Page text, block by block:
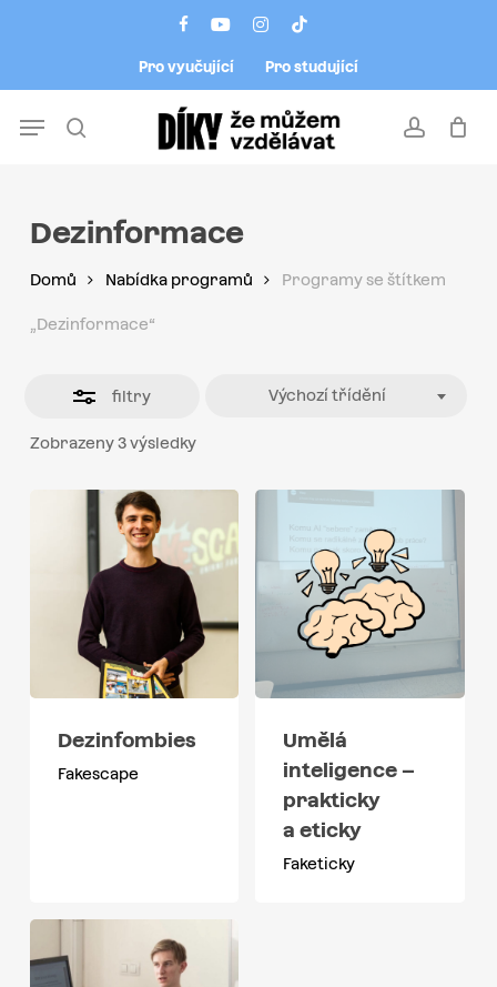
facebookyoutubeinstagram
tiktok
Pro vyučující Pro studující
account
Menu
Dezinformace
Domů Nabídka programů Programy se štítkem
„Dezinformace“
filtry
Zobrazeny 3 výsledky
Výchozí třídění
Dezinfombies
Fakescape
Umělá
inteligence –
prakticky
a eticky
Faketicky